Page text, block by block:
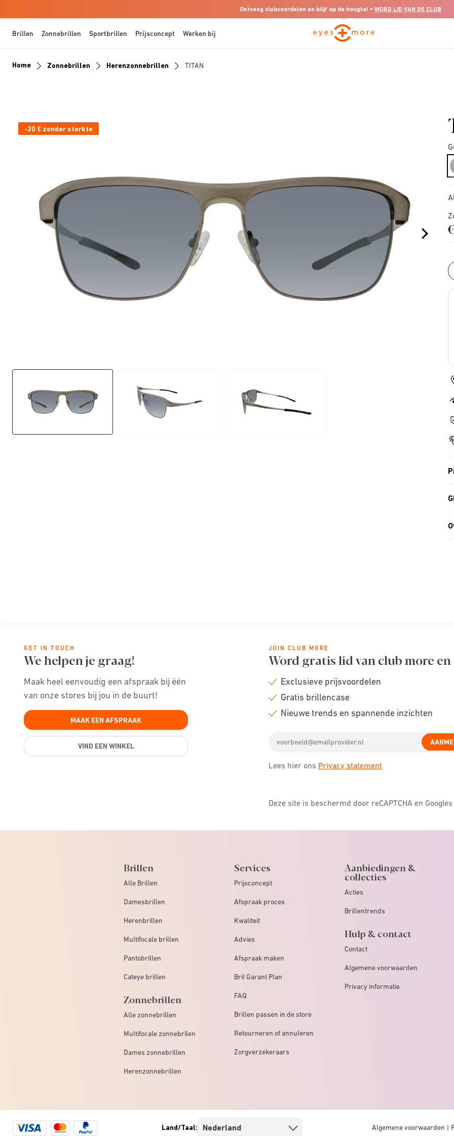
Ontvang clubvoordelen en blijf op de hoogte! • WORD LID VAN DE CLUB
Brillen Zonnebrillen Sportbrillen Prijsconcept Werken bij
Home Zonnebrillen Herenzonnebrillen TITAN
-20 € zonder sterkte
GET IN TOUCH
We helpen je graag!
Maak heel eenvoudig een afspraak bij één
van onze stores bij jou in de buurt!
MAAK EEN AFSPRAAK
VIND EEN WINKEL
JOIN CLUB MORE
Word gratis lid van club more
Check
Exclusieve prijsvoordelen
Check
Gratis brillencase
Nieuwe trends en spannende inzichten
address
Lees hier ons Privacy statement
Deze site is beschermd door reCAPTCHA en Googles
Brillen
Alle Brillen
Damesbrillen
Herenbrillen
Multifocale brillen
Pantobrillen
Cateye brillen
Zonnebrillen
Alle zonnebrillen
Multifocale zonnebrilen
Dames zonnebrillen
Herenzonnebrillen
Services
Prijsconcept
Afspraak proces
Kwaliteit
Advies
Afspraak maken
Bril Garant Plan
FAQ
Brillen passen in de store
Retourneren of annuleren
Zorgverzekeraars
Aanbiedingen &
collecties
Acties
Brillentrends
Hulp & contact
Contact
Algemene voorwaarden
Privacy informatie
Visa
Mastercard
Paypal Land/Taal: Algemene voorwaarden